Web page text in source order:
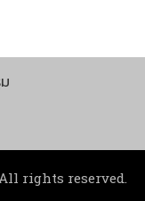
rights reserved.